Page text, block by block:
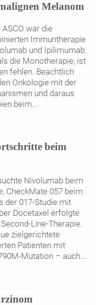
Melanom
war die
Immuntherapie
und Ipilimumab.
die Monotherapie, ist
fehlen. Beachtlich
Onkologie mit der
und daraus
beim...
beim
Nivolumab beim
CheckMate 057 beim
der 017-Studie mit
Docetaxel erfolgte
Line-Therapie.
zielgerichtete
Patienten mit
Mutation – auch...